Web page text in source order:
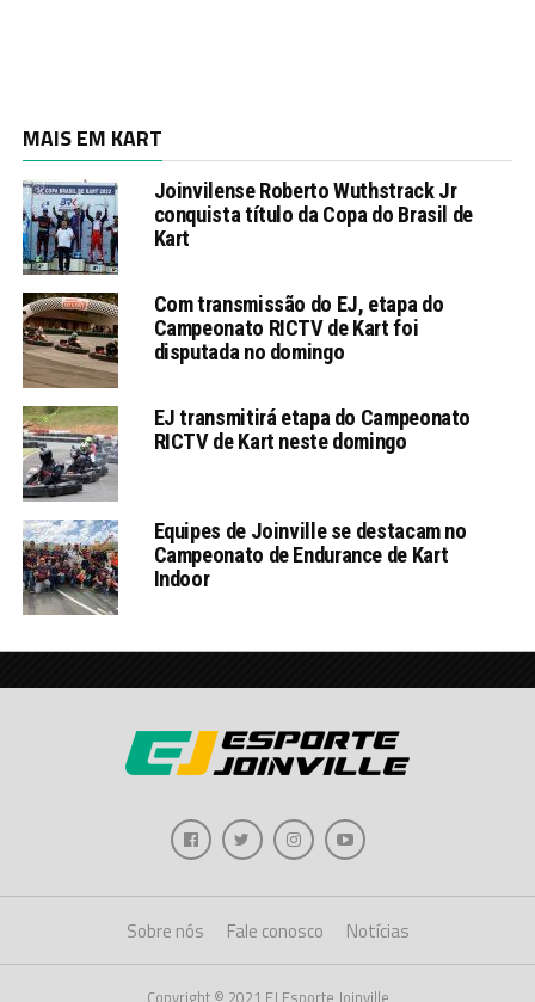
MAIS EM KART
Joinvilense Roberto Wuthstrack Jr
conquista título da Copa do Brasil de
Kart
Com transmissão do EJ, etapa do
Campeonato RICTV de Kart foi
disputada no domingo
EJ transmitirá etapa do Campeonato
RICTV de Kart neste domingo
Equipes de Joinville se destacam no
Campeonato de Endurance de Kart
Indoor
Sobre nós Fale conosco Notícias
Copyright © 2021 EJ Esporte Joinville